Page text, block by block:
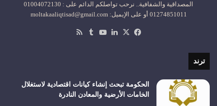
المصداقية والشفافية.. نرحب تواصلكم الدائم على : 01004072130
01274851011 أو على الإيميل: moltakaaliqtisad@gmail.com
فيسبوك
‫X لينكدإن‫YouTube
ترند
الحكومة تبحث إنشاء كيانات اقتصادية لاستغلال
الخامات الأرضية والمعادن النادرة